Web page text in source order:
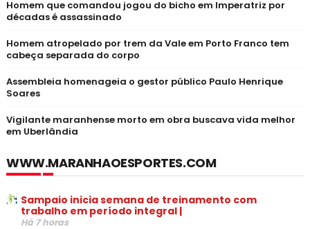
Homem que comandou jogou do bicho em Imperatriz por
décadas é assassinado
Homem atropelado por trem da Vale em Porto Franco tem
cabeça separada do corpo
Assembleia homenageia o gestor público Paulo Henrique
Soares
Vigilante maranhense morto em obra buscava vida melhor
em Uberlândia
WWW.MARANHAOESPORTES.COM
Sampaio inicia semana de treinamento com
trabalho em período integral |
Há 7 horas